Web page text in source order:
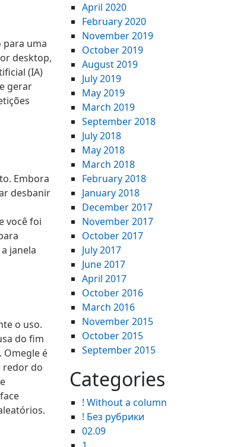
para uma
desktop,
(IA)
gerar
Embora
desbanir
você foi
janela
o uso.
do fim
Omegle é
redor do
April 2020
February 2020
November 2019
October 2019
August 2019
July 2019
May 2019
March 2019
September 2018
July 2018
May 2018
March 2018
February 2018
January 2018
December 2017
November 2017
October 2017
July 2017
June 2017
April 2017
October 2016
March 2016
November 2015
October 2015
September 2015
Categories
! Without a column
! Без рубрики
02.09